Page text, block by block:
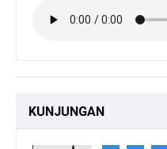
KUNJUNGAN